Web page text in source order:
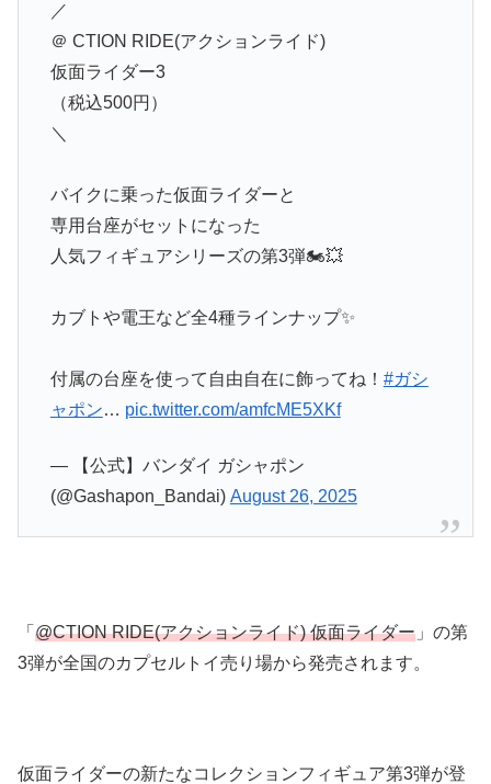
／
＠ CTION RIDE(アクションライド)
仮面ライダー3
（税込500円）
＼
バイクに乗った仮面ライダーと
専用台座がセットになった
人気フィギュアシリーズの第3弾🏍💥
カブトや電王など全4種ラインナップ✨
付属の台座を使って自由自在に飾ってね！ #ガシ
ャポン… pic.twitter.com/amfcME5XKf
— 【公式】バンダイ ガシャポン
(@Gashapon_Bandai) August 26, 2025
「 @CTION RIDE(アクションライド) 仮面ライダー 」の第
3弾が全国のカプセルトイ売り場から発売されます。
仮面ライダーの新たなコレクションフィギュア第3弾が登